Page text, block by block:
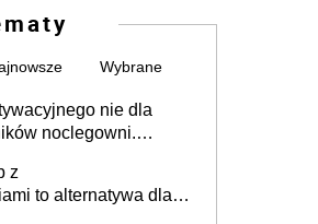
Wybrane
nie dla
noclegowni.
z
to alternatywa dla